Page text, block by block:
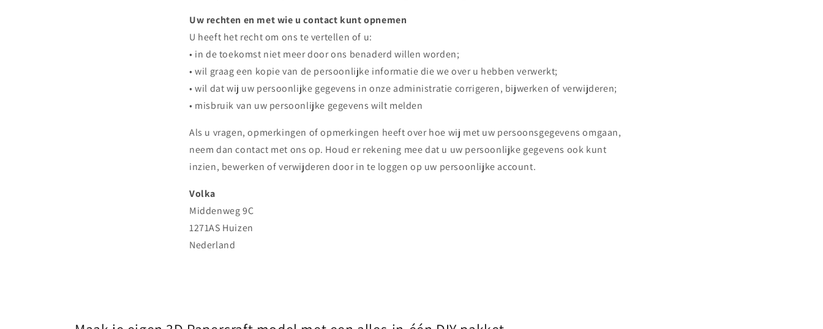
Uw rechten en met wie u contact kunt opnemen
U heeft het recht om ons te vertellen of u:
• in de toekomst niet meer door ons benaderd willen worden;
• wil graag een kopie van de persoonlijke informatie die we over u hebben verwerkt;
• wil dat wij uw persoonlijke gegevens in onze administratie corrigeren, bijwerken of verwijderen;
• misbruik van uw persoonlijke gegevens wilt melden
Als u vragen, opmerkingen of opmerkingen heeft over hoe wij met uw persoonsgegevens omgaan,
neem dan contact met ons op. Houd er rekening mee dat u uw persoonlijke gegevens ook kunt
inzien, bewerken of verwijderen door in te loggen op uw persoonlijke account.
Volka
Middenweg 9C
1271AS Huizen
Nederland